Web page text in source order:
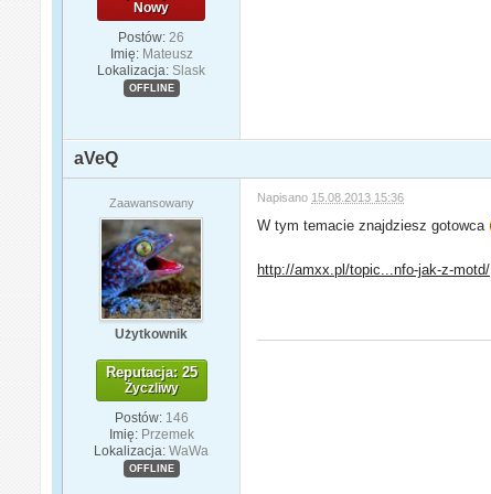
Nowy
Postów: 26
Imię: Mateusz
Lokalizacja: Slask
OFFLINE
aVeQ
Zaawansowany
Użytkownik
Reputacja: 25
Życzliwy
Postów: 146
Imię: Przemek
Lokalizacja: WaWa
OFFLINE
Napisano 15.08.2013 15:36
W tym temacie znajdziesz gotowca
http://amxx.pl/topic...nfo-jak-z-motd/